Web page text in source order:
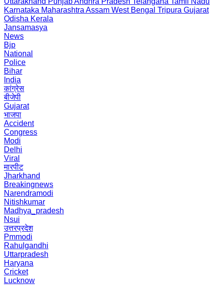
Karnataka Maharashtra Assam West Bengal Tripura Gujarat
Odisha Kerala
Jansamasya
News
Bjp
National
Police
Bihar
India
कांग्रेस
बीजेपी
Gujarat
भाजपा
Accident
Congress
Modi
Delhi
Viral
मारपीट
Jharkhand
Breakingnews
Narendramodi
Nitishkumar
Madhya_pradesh
Nsui
उत्तरप्रदेश
Pmmodi
Rahulgandhi
Uttarpradesh
Haryana
Cricket
Lucknow